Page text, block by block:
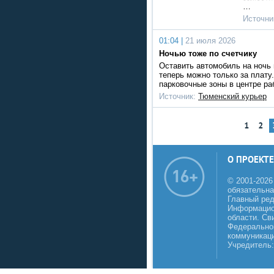
01:04 | 21 июля 2026
Ночью тоже по счетчику
Оставить автомобиль на
теперь можно только за
парковочные зоны в центре
Источник: Тюменский курьер
1 2
О ПРОЕКТЕ
© 2001-
Главный
области.